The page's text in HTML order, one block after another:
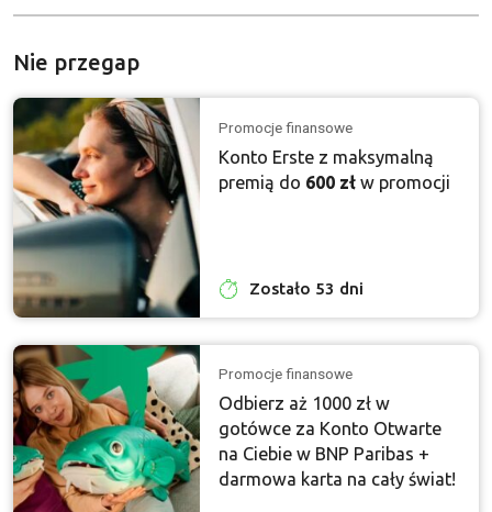
Nie przegap
Promocje finansowe
Konto Erste z maksymalną
premią do 600 zł w promocji
Zostało 53 dni
Promocje finansowe
Odbierz aż 1000 zł w
gotówce za Konto Otwarte
na Ciebie w BNP Paribas +
darmowa karta na cały świat!